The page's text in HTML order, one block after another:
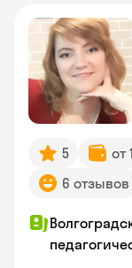
5 от
6 отзывов